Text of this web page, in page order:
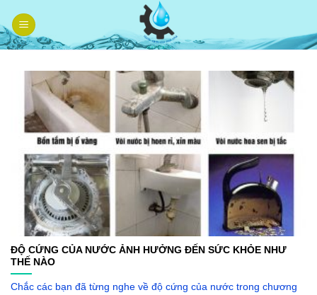
to
content
ĐỘ CỨNG CỦA NƯỚC ẢNH HƯỞNG ĐẾN SỨC KHỎE NHƯ
THẾ NÀO
Chắc các bạn đã từng nghe về độ cứng của nước trong chương